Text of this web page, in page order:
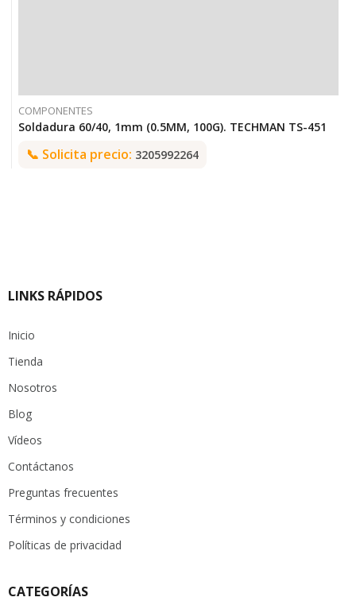
COMPONENTES
Soldadura 60/40, 1mm (0.5MM, 100G). TECHMAN TS-451
📞 Solicita precio: 3205992264
LINKS RÁPIDOS
Inicio
Tienda
Nosotros
Blog
Vídeos
Contáctanos
Preguntas frecuentes
Términos y condiciones
Políticas de privacidad
CATEGORÍAS